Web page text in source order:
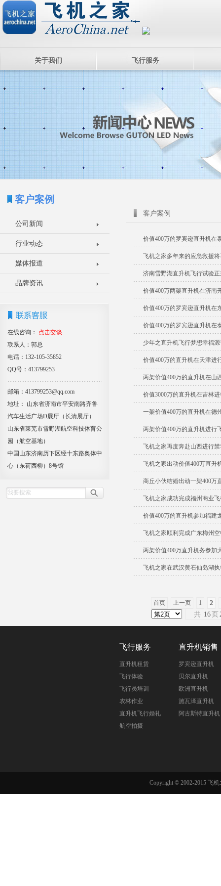
关于我们 飞行服务
客户案例
公司新闻
行业动态
媒体报道
品牌资讯
在线咨询：
点击交谈
联系人：郭总
电话：132-105-35852
QQ号：413799253
邮箱：413799253@qq.com
地址： 山东省济南市平安南路齐鲁
汽车生活广场D展厅（长清展厅）
山东省莱芜市雪野湖航空科技体育公
园（航空基地）
中国山东济南历下区经十东路奥体中
心（东荷西柳）8号馆
客户案例
价值400万的罗宾逊直升机在
飞机之家多年来的应急救援
济南雪野湖直升机飞行试验
价值400万两架直升机在济南
价值400万的罗宾逊直升机在
价值400万的罗宾逊直升机在
少年之直升机飞行梦想幸福
价值400万的直升机在天津进
两架价值400万的直升机在山
价值3000万的直升机在吉林
一架价值400万的直升机在德
两架价值400万的直升机进行
飞机之家再度奔赴山西进行
飞机之家出动价值400万直升
商丘小伙结婚出动一架400万
飞机之家成功完成福州商业
价值400万的直升机参加福建
飞机之家顺利完成广东梅州
两架价值400万直升机务参加
飞机之家在武汉黄石仙岛湖
首页 上一页 1
2
共 16 页
飞行服务
直升机租赁
飞行体验
飞行员培训
农林作业
直升机飞行婚礼
航空拍摄
直升机销售
罗宾逊直升机
贝尔直升机
欧洲直升机
施瓦泽直升机
阿古斯特直升机
Copyright © 2002-2015 飞